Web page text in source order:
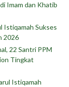
Imam dan Khatib
Istiqamah Sukses
2026
22 Santri PPM
Tingkat
Istiqamah